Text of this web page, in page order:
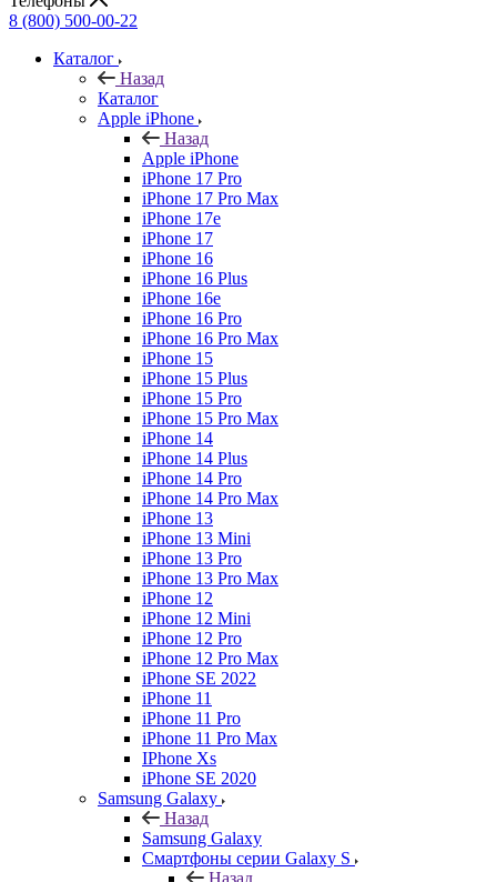
8 (800) 500-00-22
Каталог
Назад
Каталог
Apple iPhone
Назад
Apple iPhone
iPhone 17 Pro
iPhone 17 Pro Max
iPhone 17e
iPhone 17
iPhone 16
iPhone 16 Plus
iPhone 16e
iPhone 16 Pro
iPhone 16 Pro Max
iPhone 15
iPhone 15 Plus
iPhone 15 Pro
iPhone 15 Pro Max
iPhone 14
iPhone 14 Plus
iPhone 14 Pro
iPhone 14 Pro Max
iPhone 13
iPhone 13 Mini
iPhone 13 Pro
iPhone 13 Pro Max
iPhone 12
iPhone 12 Mini
iPhone 12 Pro
iPhone 12 Pro Max
iPhone SE 2022
iPhone 11
iPhone 11 Pro
iPhone 11 Pro Max
IPhone Xs
iPhone SE 2020
Samsung Galaxy
Назад
Samsung Galaxy
Смартфоны серии Galaxy S
Назад